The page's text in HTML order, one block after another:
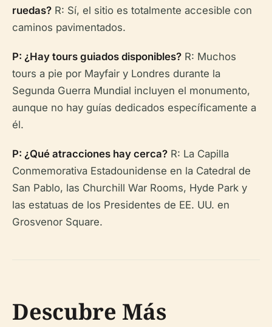
ruedas? R: Sí, el sitio es totalmente accesible con
caminos pavimentados.
P: ¿Hay tours guiados disponibles? R: Muchos
tours a pie por Mayfair y Londres durante la
Segunda Guerra Mundial incluyen el monumento,
aunque no hay guías dedicados específicamente a
él.
P: ¿Qué atracciones hay cerca? R: La Capilla
Conmemorativa Estadounidense en la Catedral de
San Pablo, las Churchill War Rooms, Hyde Park y
las estatuas de los Presidentes de EE. UU. en
Grosvenor Square.
Descubre Más